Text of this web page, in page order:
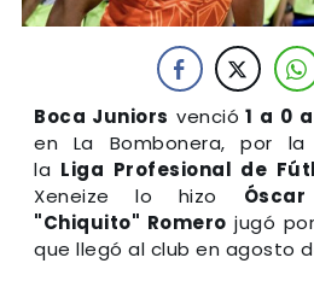
Boca Juniors venció 1 a 0
en La Bombonera, por
la Liga Profesional de
Xeneize lo hizo
"Chiquito" Romero jugó
que llegó al club en agosto